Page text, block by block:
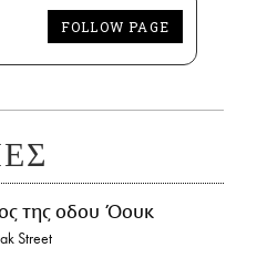
FOLLOW PAGE
της οδου Όουκ
Street